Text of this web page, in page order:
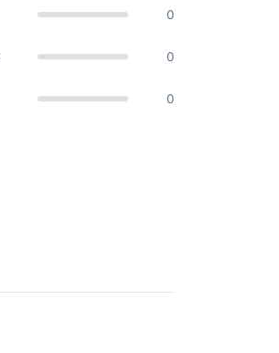
0
0
0